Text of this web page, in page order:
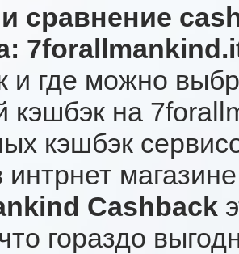
сравнение
и где можно
кэшбэк на
кэшбэк
интрнет
Cashback
гораздо